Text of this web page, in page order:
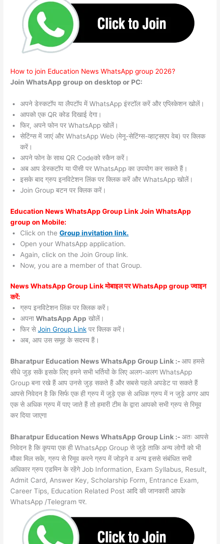
How to join Education News WhatsApp group 2026?
Join WhatsApp group on desktop or PC:
अपने डेस्कटॉप या लैपटॉप में WhatsApp इंस्टॉल करें और एप्लिकेशन खोलें।
आपको एक QR कोड दिखाई देगा।
फिर, अपने फोन पर WhatsApp खोलें।
सेटिंग्स में जाएं और WhatsApp Web (मेनू-सेटिंग्स-व्हाट्सएप वेब) पर क्लिक
करें।
अपने फोन के साथ QR Codeको स्कैन करें।
अब आप डेस्कटॉप या पीसी पर WhatsApp का उपयोग कर सकते हैं।
इसके बाद ग्रुप इनविटेशन लिंक पर क्लिक करें और WhatsApp खोलें।
Join Group बटन पर क्लिक करें।
Education News WhatsApp Group Link Join WhatsApp
group on Mobile:
Click on theGroup invitation link.
Open your WhatsApp application.
Again, click on the Join Group link.
Now, you are a member of that Group.
News WhatsApp Group Link मोबाइल पर WhatsApp group ज्वाइन
करें:
ग्रुप इनविटेशन लिंक पर क्लिक करें।
अपनाWhatsApp App खोलें।
फिर सेJoin Group Link पर क्लिक करें।
अब, आप उस समूह के सदस्य हैं।
Bharatpur Education News WhatsApp Group Link :-आप हमसे
सीधे जुड़ सकें इसके लिए हमने सभी भर्तियों के लिए अलग-अलग WhatsApp
Group बना रखे हैं आप उनसे जुड़ सकते हैं और सबसे पहले अपडेट पा सकते हैं
आपसे निवेदन है कि सिर्फ एक ही ग्रुप में जुड़े एक से अधिक ग्रुप में न जुड़े अगर आप
एक से अधिक ग्रुप में पाए जाते हैं तो हमारी टीम के द्वारा आपको सभी ग्रुप से रिमूव
कर दिया जाएगा
Bharatpur Education News WhatsApp Group Link :-अतः आपसे
निवेदन है कि कृपया एक ही WhatsApp Group से जुड़े ताकि अन्य लोगों को भी
मौका मिल सके, ग्रुप से रिमूव करने ग्रुप में जोड़ने व अन्य इससे संबंधित सभी
अधिकार ग्रुप एडमिन के रहेंगे Job Information, Exam Syllabus, Result,
Admit Card, Answer Key, Scholarship Form, Entrance Exam,
Career Tips, Education Related Post आदि की जानकारी आपके
WhatsApp /Telegram पर.